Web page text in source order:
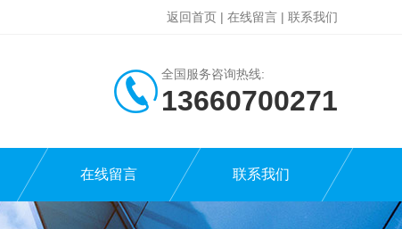
返回首页 | 在线留言 | 联系我们
全国服务咨询热线:
13660700271
在线留言 联系我们